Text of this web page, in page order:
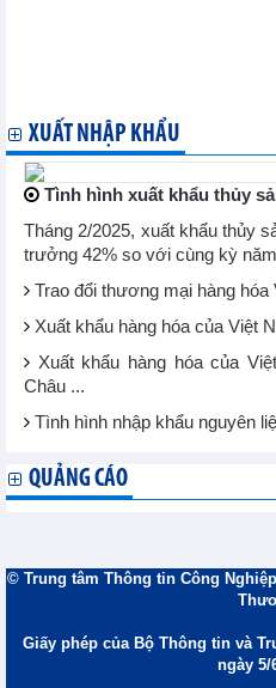
XUẤT NHẬP KHẨU
Tình hình xuất khẩu thủy
Tháng 2/2025, xuất khẩu thủy
trưởng 42% so với cùng kỳ
Trao đổi thương mại hàng hóa
Xuất khẩu hàng hóa của Việt
Xuất khẩu hàng hóa của
Châu ...
Tình hình nhập khẩu nguyên
QUẢNG CÁO
© Trung tâm Thông tin Công
Giấy phép của Bộ Thông tin và
ngày 5/